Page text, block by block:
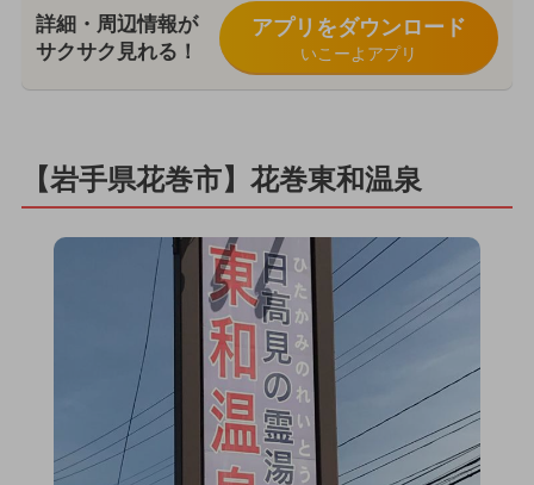
詳細・周辺情報が
サクサク見れる！
アプリをダウンロード
いこーよアプリ
【岩手県花巻市】花巻東和温泉